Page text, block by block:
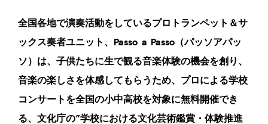
全国各地で演奏活動をしているプロトランペット＆サ
ックス奏者ユニット、Passo a Passo（パッソアパッ
ソ）は、子供たちに生で観る音楽体験の機会を創り、
音楽の楽しさを体感してもらうため、プロによる学校
コンサートを全国の小中高校を対象に無料開催でき
る、文化庁の”学校における文化芸術鑑賞・体験推進